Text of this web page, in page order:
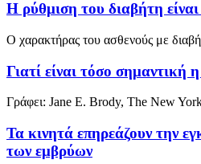
Η ρύθμιση του διαβήτη
Ο χαρακτήρας του ασθενούς με
Γιατί είναι τόσο σημαντική
Γράφει: Jane E. Brody, The New
Τα κινητά επηρεάζουν την
των εμβρύων